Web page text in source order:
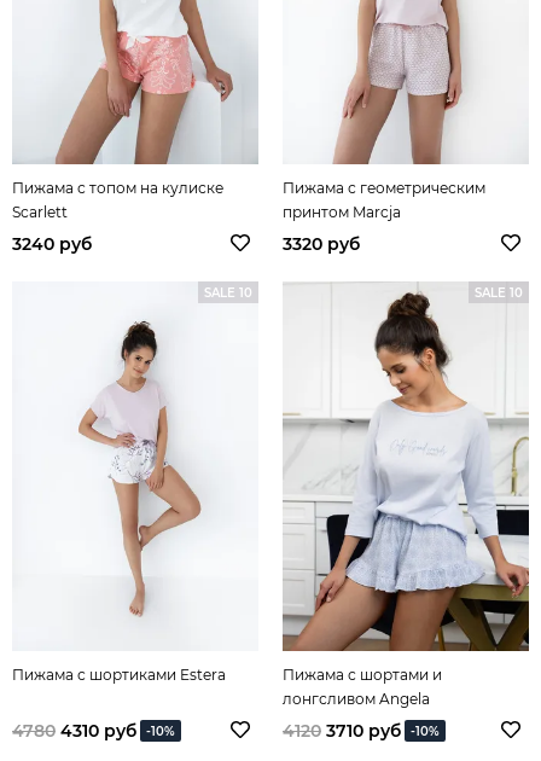
Пижама с топом на кулиске
Scarlett
3240 руб
Пижама с геометрическим
принтом Marcja
3320 руб
SALE 10
Пижама с шортиками Estera
4780 4310 руб -10%
SALE 10
Пижама с шортами и
лонгсливом Angela
4120 3710 руб -10%